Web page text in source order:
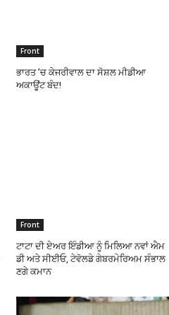
Front
ਭਾਰਤ ’ਚ ਕੇਜਰੀਵਾਲ ਦਾ ਸੋਸ਼ਲ ਮੀਡੀਆ
ਅਕਾਊਂਟ ਬੰਦ!
Front
ਟਾਟਾ ਦੀ ਏਅਰ ਇੰਡੀਆ ਨੂੰ ਮਿਲਿਆ ਨਵਾਂ ਐਮ
ਡੀ ਅਤੇ ਸੀਈਓ, ਟੇਵੋਲਡੇ ਗੇਬਰਮੇਰਿਅਮ ਸੰਭਾਲ
ਣਗੇ ਕਮਾਨ